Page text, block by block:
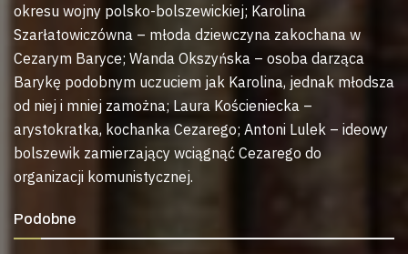
okresu wojny polsko-bolszewickiej; Karolina
Szarłatowiczówna – młoda dziewczyna zakochana w
Cezarym Baryce; Wanda Okszyńska – osoba darząca
Barykę podobnym uczuciem jak Karolina, jednak młodsza
od niej i mniej zamożna; Laura Kościeniecka –
arystokratka, kochanka Cezarego; Antoni Lulek – ideowy
bolszewik zamierzający wciągnąć Cezarego do
organizacji komunistycznej.
Podobne